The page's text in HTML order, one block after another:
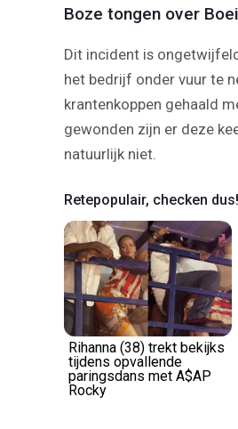
Boze tongen over
Dit incident is
het bedrijf onder vuur te
krantenkoppen gehaald
gewonden zijn er deze
natuurlijk niet.
Retepopulair, checken dus!
Rihanna (38) trekt bekijks
tijdens opvallende
paringsdans met A$AP
Rocky